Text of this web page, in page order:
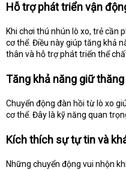
Hỗ trợ phát triển vận
Khi chơi thú nhún lò xo, trẻ cần
cơ thể. Điều này giúp tăng khả
thân và hỗ trợ phát triển thể
Tăng khả năng giữ
Chuyển động đàn hồi từ lò xo
cơ thể. Đây là kỹ năng quan
Kích thích sự tự tin và
Những chuyển động vui nhộn